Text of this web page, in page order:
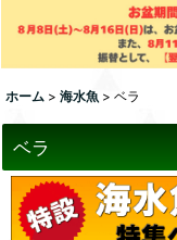
ホーム > 海水魚 > ベラ
ベラ